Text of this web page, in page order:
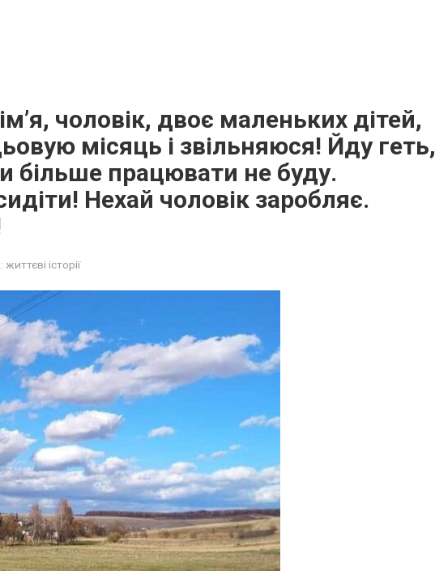
чоловік, двоє маленьких дітей,
місяць і звільняюся! Йду геть,
більше працювати не буду.
Нехай чоловік заробляє.
життєві історії